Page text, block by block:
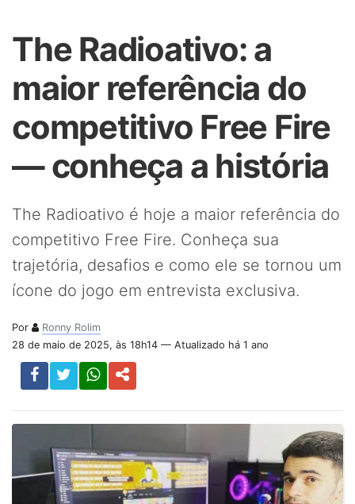
The Radioativo: a
maior referência do
competitivo Free Fire
— conheça a história
The Radioativo é hoje a maior referência do
competitivo Free Fire. Conheça sua
trajetória, desafios e como ele se tornou um
ícone do jogo em entrevista exclusiva.
Por
Ronny Rolim
28 de maio de 2025, às 18h14 — Atualizado há 1 ano